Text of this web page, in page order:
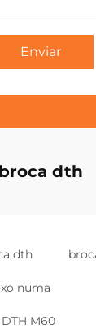
Enviar
broca dth
dth
numa
M60